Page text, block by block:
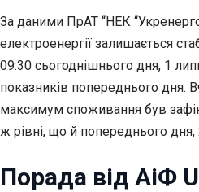
За даними ПрАТ “НЕК
електроенергії залишається
09:30 сьогоднішнього дня, 1
показників попереднього дня.
максимум споживання був
ж рівні, що й попереднього дня,
Порада від АіФ